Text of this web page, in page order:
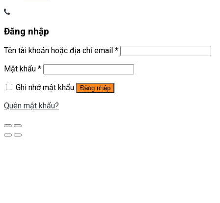
Đăng nhập
Tên tài khoản hoặc địa chỉ email *
Mật khẩu *
Ghi nhớ mật khẩu
Đăng nhập
Quên mật khẩu?